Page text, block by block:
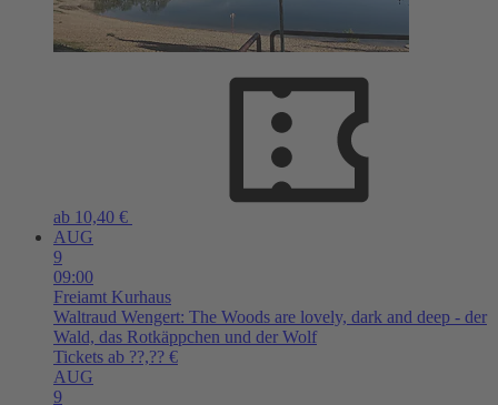
ab 10,40 €
AUG
9
09:00
Freiamt Kurhaus
Waltraud Wengert: The Woods are lovely, dark and deep - der
Wald, das Rotkäppchen und der Wolf
Tickets ab ??,?? €
AUG
9